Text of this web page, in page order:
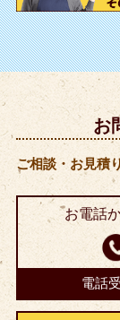
お
ご相談・お見積
お電話
電話